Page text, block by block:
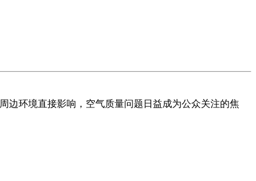
环境直接影响，空气质量问题日益成为公众关注的焦